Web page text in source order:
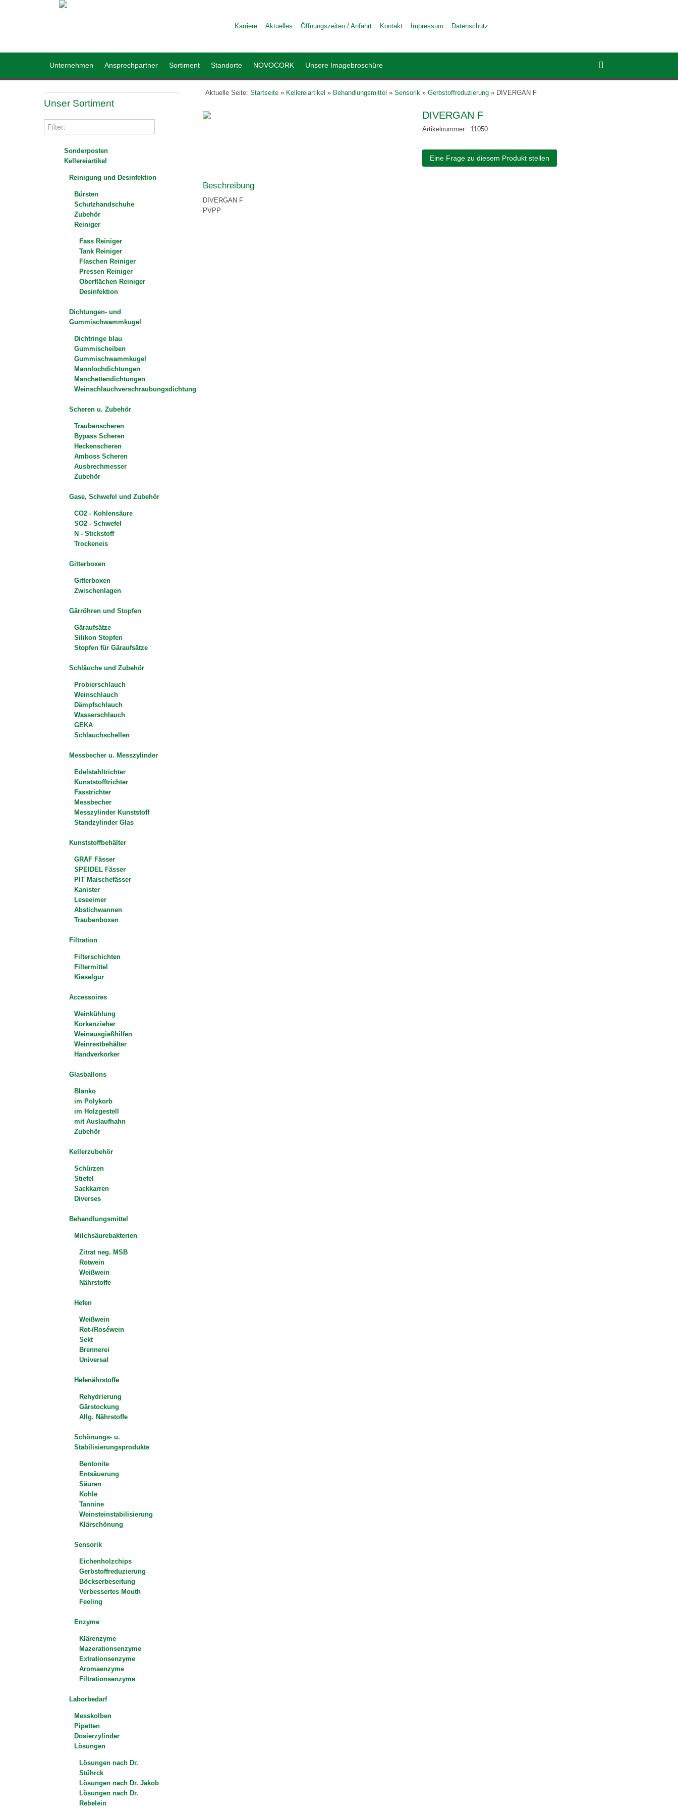
Karriere Aktuelles Öffnungszeiten / Anfahrt Kontakt Impressum Datenschutz
Unternehmen Ansprechpartner Sortiment Standorte NOVOCORK Unsere Imagebroschüre
Unser Sortiment
Sonderposten
Kellereiartikel
Reinigung und Desinfektion
Bürsten
Schutzhandschuhe
Zubehör
Reiniger
Fass Reiniger
Tank Reiniger
Flaschen Reiniger
Pressen Reiniger
Oberflächen Reiniger
Desinfektion
Dichtungen- und
Gummischwammkugel
Dichtringe blau
Gummischeiben
Gummischwammkugel
Mannlochdichtungen
Manchettendichtungen
Weinschlauchverschraubungsdichtung
Scheren u. Zubehör
Traubenscheren
Bypass Scheren
Heckenscheren
Amboss Scheren
Ausbrechmesser
Zubehör
Gase, Schwefel und Zubehör
CO2 - Kohlensäure
SO2 - Schwefel
N - Stickstoff
Trockeneis
Gitterboxen
Gitterboxen
Zwischenlagen
Gärröhren und Stopfen
Gäraufsätze
Silikon Stopfen
Stopfen für Gäraufsätze
Schläuche und Zubehör
Probierschlauch
Weinschlauch
Dämpfschlauch
Wasserschlauch
GEKA
Schlauchschellen
Messbecher u. Messzylinder
Edelstahltrichter
Kunststofftrichter
Fasstrichter
Messbecher
Messzylinder Kunststoff
Standzylinder Glas
Kunststoffbehälter
GRAF Fässer
SPEIDEL Fässer
PIT Maischefässer
Kanister
Leseeimer
Abstichwannen
Traubenboxen
Filtration
Filterschichten
Filtermittel
Kieselgur
Accessoires
Weinkühlung
Korkenzieher
Weinausgießhilfen
Weinrestbehälter
Handverkorker
Glasballons
Blanko
im Polykorb
im Holzgestell
mit Auslaufhahn
Zubehör
Kellerzubehör
Schürzen
Stiefel
Sackkarren
Diverses
Behandlungsmittel
Milchsäurebakterien
Zitrat neg. MSB
Rotwein
Weißwein
Nährstoffe
Hefen
Weißwein
Rot-/Roséwein
Sekt
Brennerei
Universal
Hefenährstoffe
Rehydrierung
Gärstockung
Allg. Nährstoffe
Schönungs- u.
Stabilisierungsprodukte
Bentonite
Entsäuerung
Säuren
Kohle
Tannine
Weinsteinstabilisierung
Klärschönung
Sensorik
Eichenholzchips
Gerbstoffreduzierung
Böckserbeseitung
Verbessertes Mouth
Feeling
Enzyme
Klärenzyme
Mazerationsenzyme
Extrationsenzyme
Aromaenzyme
Filtrationsenzyme
Laborbedarf
Messkolben
Pipetten
Dosierzylinder
Lösungen
Lösungen nach Dr.
Stührck
Lösungen nach Dr. Jakob
Lösungen nach Dr.
Rebelein
Aktuelle Seite: Startseite » Kellereiartikel » Behandlungsmittel » Sensorik » Gerbstoffreduzierung » DIVERGAN F
DIVERGAN F
Artikelnummer:: 11050
Eine Frage zu diesem Produkt stellen
Beschreibung
DIVERGAN F
PVPP